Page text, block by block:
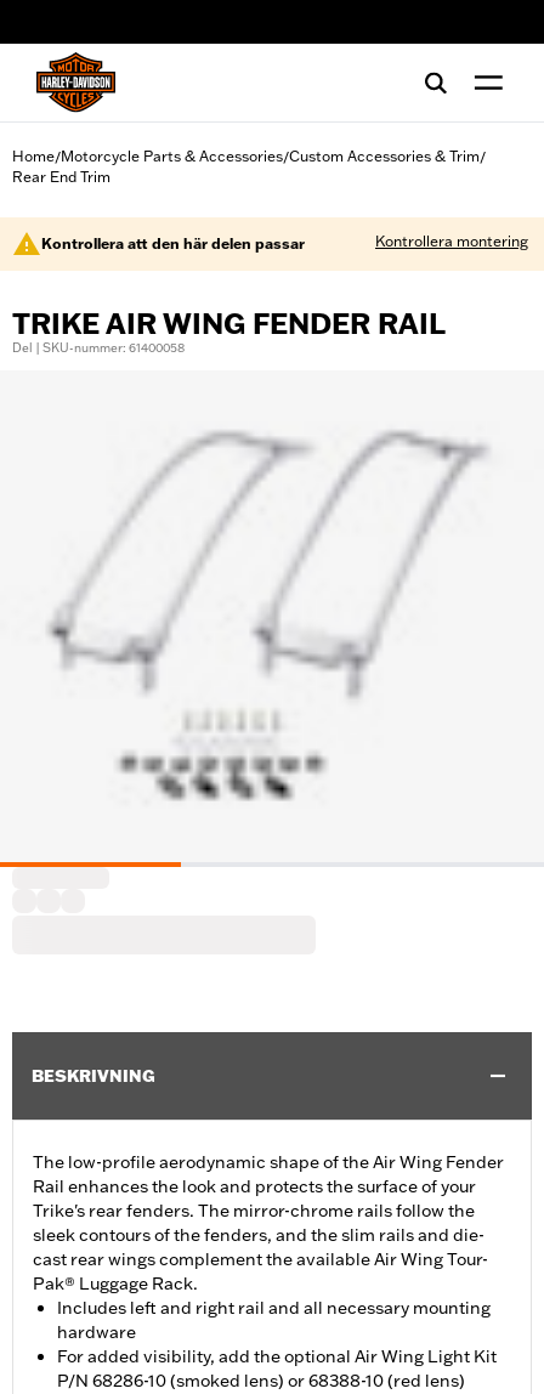
Home/Motorcycle Parts & Accessories/Custom Accessories & Trim/
Rear End Trim
Kontrollera att den här delen passar Kontrollera montering
TRIKE AIR WING FENDER RAIL
Del | SKU-nummer: 61400058
BESKRIVNING
The low-profile aerodynamic shape of the Air Wing Fender
Rail enhances the look and protects the surface of your
Trike's rear fenders. The mirror-chrome rails follow the
sleek contours of the fenders, and the slim rails and die-
cast rear wings complement the available Air Wing Tour-
Pak® Luggage Rack.
Includes left and right rail and all necessary mounting
hardware
For added visibility, add the optional Air Wing Light Kit
P/N 68286-10 (smoked lens) or 68388-10 (red lens)